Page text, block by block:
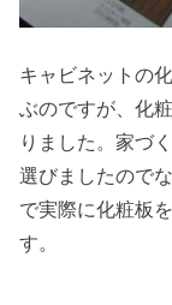
キャビネットの
ぶのですが、化
りました。家づ
選びましたので
で実際に化粧板
す。